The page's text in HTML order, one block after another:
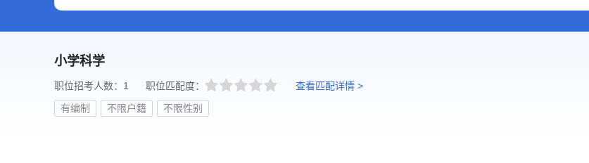
小学科学
职位招考人数：1 职位匹配度：
查看匹配详情 >
有编制
不限户籍 不限性别